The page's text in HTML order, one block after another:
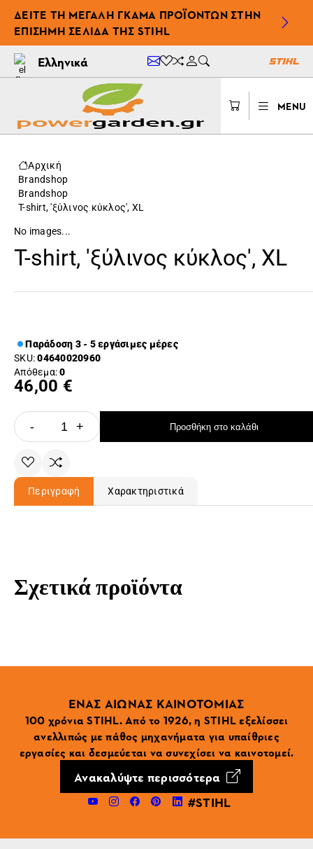
ΔΕΊΤΕ ΤΗ ΜΕΓΆΛΗ ΓΚΆΜΑ ΠΡΟΪΌΝΤΩΝ ΣΤΗΝ
ΕΠΊΣΗΜΗ ΣΕΛΊΔΑ ΤΗΣ STIHL
Ελληνικά
MENU
Αρχική
Brandshop
Brandshop
T-shirt, 'ξύλινος κύκλος', XL
No images...
T-shirt, 'ξύλινος κύκλος', XL
Παράδοση 3 - 5 εργάσιμες μέρες
SKU:04640020960
Απόθεμα:0
46,00 €
- + Προσθήκη στο καλάθι
Περιγραφή Χαρακτηριστικά
Σχετικά προϊόντα
ΕΝΑΣ ΑΙΩΝΑΣ ΚΑΙΝΟΤΟΜΙΑΣ
100 χρόνια STIHL. Από το 1926, η STIHL εξελίσσει
ανελλιπώς με πάθος μηχανήματα για υπαίθριες
εργασίες και δεσμεύεται να συνεχίσει να καινοτομεί.
Ανακαλύψτε περισσότερα
#STIHL